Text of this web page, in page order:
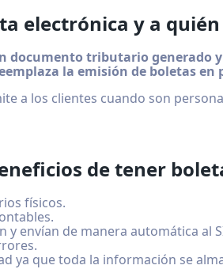
electrónica y a
documento tributario generado
la emisión de boletas en
a los clientes cuando son
de tener
físicos.
y envían de manera automática al
ya que toda la información se